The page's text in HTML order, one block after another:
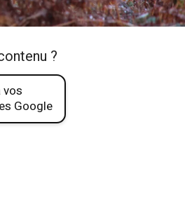
?
vos
Google